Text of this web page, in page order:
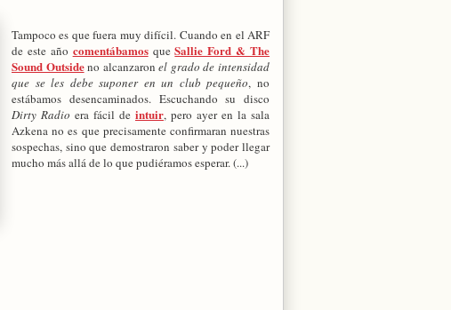
Tampoco es que fuera muy difícil. Cuando en el ARF
de este año comentábamosqueSallie Ford & The
Sound Outsideno alcanzaronel grado de intensidad
que se les debe suponer en un club pequeño, no
estábamos desencaminados. Escuchando su disco
Dirty Radio era fácil de intuir, pero ayer en la sala
Azkena no es que precisamente confirmaran nuestras
sospechas, sino que demostraron saber y poder llegar
mucho más allá de lo que pudiéramos esperar. (...)